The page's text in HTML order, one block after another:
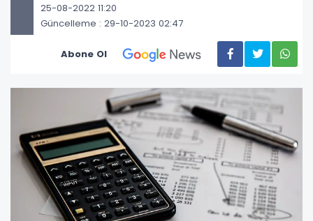
25-08-2022 11:20
Güncelleme : 29-10-2023 02:47
Abone Ol